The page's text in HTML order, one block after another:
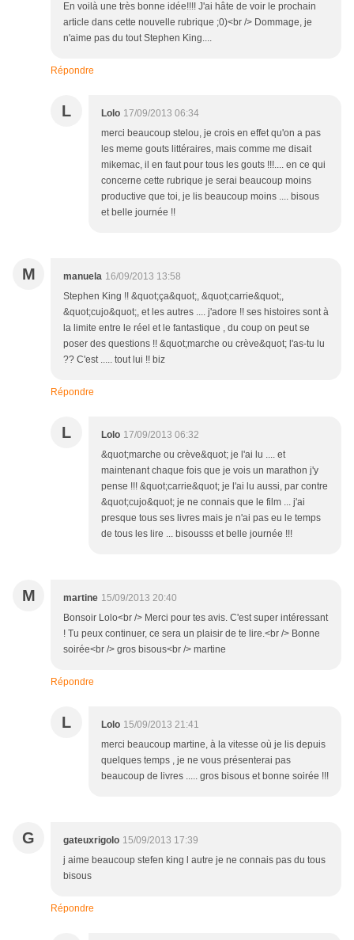
En voilà une très bonne idée!!!! J'ai hâte de voir le prochain
article dans cette nouvelle rubrique ;0)<br /> Dommage, je
n'aime pas du tout Stephen King....
Répondre
L Lolo 17/09/2013 06:34
merci beaucoup stelou, je crois en effet qu'on a pas
les meme gouts littéraires, mais comme me disait
mikemac, il en faut pour tous les gouts !!!.... en ce qui
concerne cette rubrique je serai beaucoup moins
productive que toi, je lis beaucoup moins .... bisous
et belle journée !!
M manuela 16/09/2013 13:58
Stephen King !! &quot;ça&quot;, &quot;carrie&quot;,
&quot;cujo&quot;, et les autres .... j'adore !! ses histoires sont à
la limite entre le réel et le fantastique , du coup on peut se
poser des questions !! &quot;marche ou crève&quot; l'as-tu lu
?? C'est ..... tout lui !! biz
Répondre
L Lolo 17/09/2013 06:32
&quot;marche ou crève&quot; je l'ai lu .... et
maintenant chaque fois que je vois un marathon j'y
pense !!! &quot;carrie&quot; je l'ai lu aussi, par contre
&quot;cujo&quot; je ne connais que le film ... j'ai
presque tous ses livres mais je n'ai pas eu le temps
de tous les lire ... bisousss et belle journée !!!
M martine 15/09/2013 20:40
Bonsoir Lolo<br /> Merci pour tes avis. C'est super intéressant
! Tu peux continuer, ce sera un plaisir de te lire.<br /> Bonne
soirée<br /> gros bisous<br /> martine
Répondre
L Lolo 15/09/2013 21:41
merci beaucoup martine, à la vitesse où je lis depuis
quelques temps , je ne vous présenterai pas
beaucoup de livres ..... gros bisous et bonne soirée !!!
G gateuxrigolo 15/09/2013 17:39
j aime beaucoup stefen king l autre je ne connais pas du tous
bisous
Répondre